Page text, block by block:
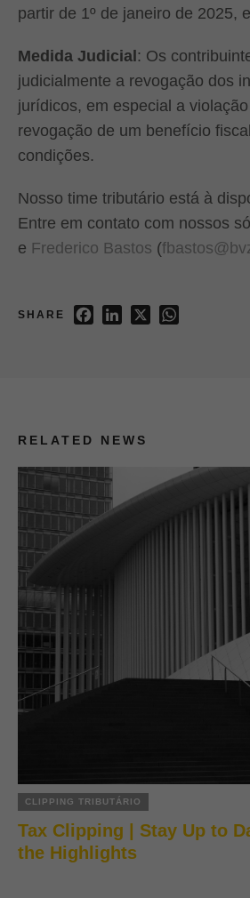
partir de 1º de janeiro de 2025,
Medida Judicial : Os
judicialmente a revogação dos
jurídicos, em especial a
revogação de um benefício
condições.
Nosso time tributário está à
Entre em contato com nossos
e Frederico Bastos (
SHARE FacebookLinkedIn
RELATED NEWS
CLIPPING TRIBUTÁRIO
Tax Clipping | Stay Up to
the Highlights